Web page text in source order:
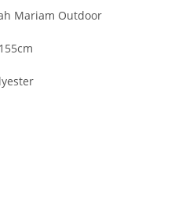
Mariam Outdoor